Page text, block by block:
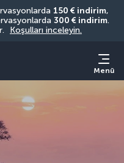
150 € indirim
300 € indirim.
Koşulları inceleyin.
Menü